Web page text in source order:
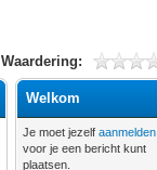
Waardering:
Welkom
Je moet jezelfaanmelden
voor je een bericht kunt
plaatsen.